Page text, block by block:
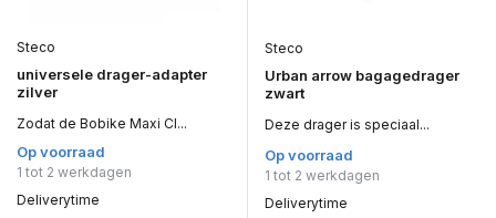
Steco
universele drager-adapter
zilver
Zodat de Bobike Maxi Cl...
Op voorraad
1 tot 2 werkdagen
Deliverytime
Steco
Urban arrow bagagedrager
zwart
Deze drager is speciaal...
Op voorraad
1 tot 2 werkdagen
Deliverytime